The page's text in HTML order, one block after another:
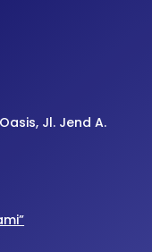
Jl. Jend A.